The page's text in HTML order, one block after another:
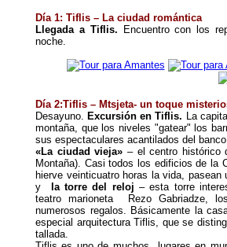
Día 1: Tiflis – La ciudad romántica
Llegada a Tiflis. Encuentro con los
noche.
Día 2:Tiflis – Mtsjeta- un toque
Desayuno. Excursión en Tiflis. La
montaña, que los niveles "gatear" los
sus espectaculares acantilados del
«La ciudad vieja» – el centro
Montaña). Casi todos los edificios de la
hierve veinticuatro horas la vida,
y
la torre del reloj – esta torre
teatro marioneta Rezo Gabriadze,
numerosos regalos. Básicamente la
especial arquitectura Tiflis, que se
tallada.